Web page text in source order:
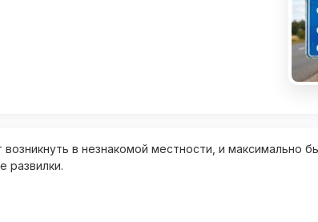
в незнакомой местности, и максимально
развилки.